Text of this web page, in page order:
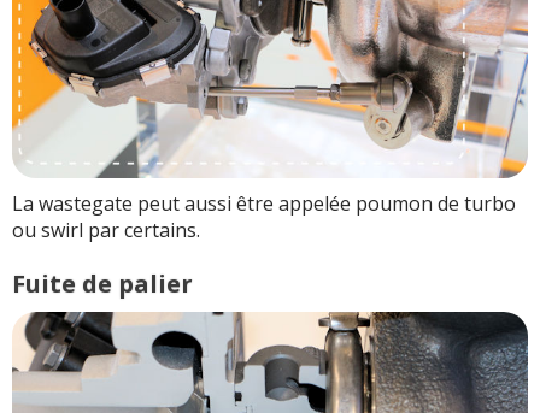
La wastegate peut aussi être appelée poumon de turbo
ou swirl par certains.
Fuite de palier